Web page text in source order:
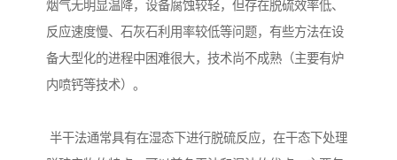
烟气无明显温降，设备腐蚀较轻，但存在脱硫效率低、
反应速度慢、石灰石利用率较低等问题，有些方法在设
备大型化的进程中困难很大，技术尚不成熟（主要有炉
内喷钙等技术）。
半干法通常具有在湿态下进行脱硫反应，在干态下处理